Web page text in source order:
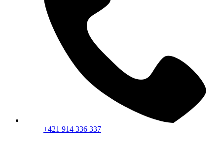
+421 914 336 337